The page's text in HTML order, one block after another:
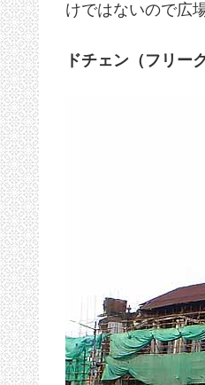
けではないので広
ドチェン（フリー